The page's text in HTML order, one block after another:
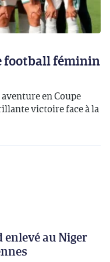
football féminin
en Coupe
victoire face à la
au Niger